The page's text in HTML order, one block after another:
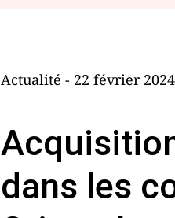
Actualité - 22 février 2024
dans les